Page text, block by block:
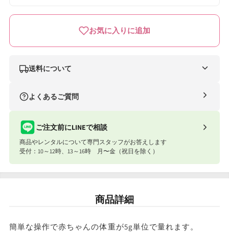
お気に入りに追加
送料について
条件
合計8,801円以上
合計8,801円以下
東北・関東・信越・東海・北陸・関西
よくあるご質問
ご注文前にLINEで相談
商品やレンタルについて専門スタッフがお答えします
受付：10～12時、13～16時 月〜金（祝日を除く）
商品詳細
簡単な操作で赤ちゃんの体重が5g単位で量れます。